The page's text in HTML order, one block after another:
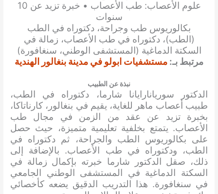
علوم الأعصاب: طب الأعصاب • خبرة تزيد عن 10
سنوات
بكالوريوس طب وجراحة، دكتوراه في الطب
(الطب)، دكتوراه في طب الأعصاب، زمالة في
السكتة الدماغية (المستشفى الوطني، سنغافورة)
مرتبط بـ: مستشفيات ابولو في مدينة بنغالور الهندية
نبذة عن الطبيب
الدكتور سوريانارايانا شارما، دكتوراه في الطب،
طبيب أعصاب ماهر للغاية، يقيم في بنغالور، كارناتاكا،
بخبرة تزيد عن عقد من الزمن في مجال طب
الأعصاب. يتمتع بخلفية تعليمية متميزة، حيث حصل
على بكالوريوس الطب والجراحة، ثم دكتوراه في
الطب، ودكتوراه في طب الأعصاب. بالإضافة إلى
ذلك، صقل الدكتور شارما خبرته بإكمال زمالة في
السكتة الدماغية في المستشفى الوطني الجامعي
في سنغافورة. هذا التدريب الدقيق يضعه كأخصائي